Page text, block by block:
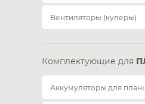
Вентиляторы (кулеры)
Комплектующие для
Аккумуляторы для